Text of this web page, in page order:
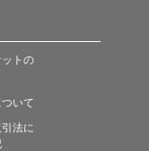
トの
いて
法に